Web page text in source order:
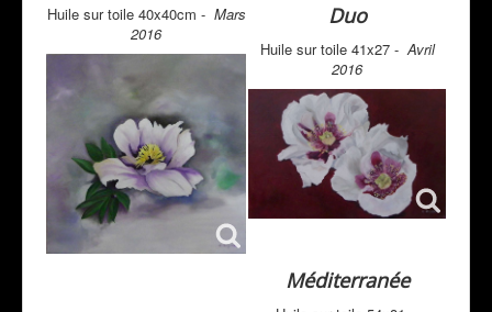
Huile sur toile 40x40cm - Mars
2016
Duo
Huile sur toile 41x27 -Avril
2016
Méditerranée